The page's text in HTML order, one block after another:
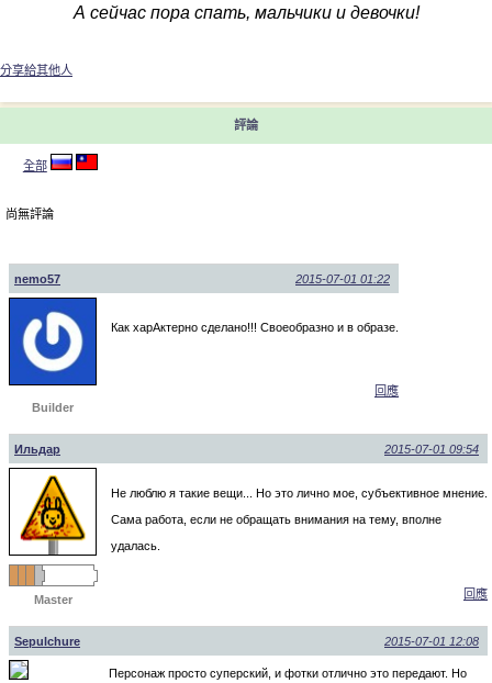
А сейчас пора спать, мальчики и девочки!
分享給其他人
評論
全部
尚無評論
nemo57 2015-07-01 01:22
Builder
Как харАктерно сделано!!! Своеобразно и в образе.
回應
Ильдар 2015-07-01 09:54
Master
Не люблю я такие вещи... Но это лично мое, субъективное мнение.
Сама работа, если не обращать внимания на тему, вполне
удалась.
回應
Sepulchure 2015-07-01 12:08
Персонаж просто суперский, и фотки отлично это передают. Но